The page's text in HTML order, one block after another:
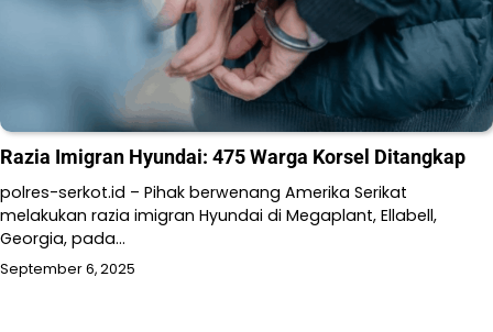
Razia Imigran Hyundai: 475 Warga Korsel Ditangkap
polres-serkot.id – Pihak berwenang Amerika Serikat
melakukan razia imigran Hyundai di Megaplant, Ellabell,
Georgia, pada…
September 6, 2025